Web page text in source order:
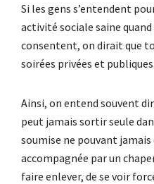
Si les gens s’entendent
activité sociale saine
consentent, on dirait que
soirées privées et publiques.
Ainsi, on entend souvent
peut jamais sortir seule
soumise ne pouvant
accompagnée par un
faire enlever, de se voir